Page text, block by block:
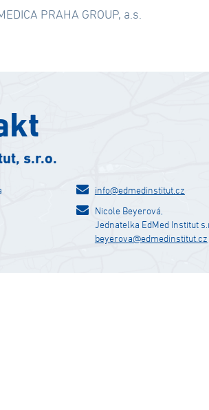
PRAHA GROUP, a.s.
s.r.o.
info@edmedinstitut.cz
Nicole Beyerová,
Jednatelka EdMed Institut
beyerova@edmedinstitut.cz